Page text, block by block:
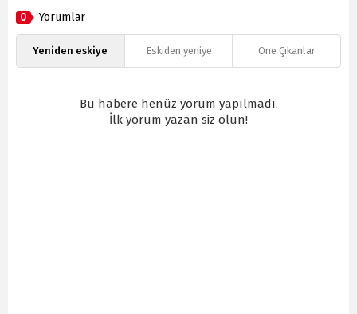
0 Yorumlar
Yeniden eskiye Eskiden yeniye Öne Çıkanlar
Bu habere henüz yorum yapılmadı.
İlk yorum yazan siz olun!